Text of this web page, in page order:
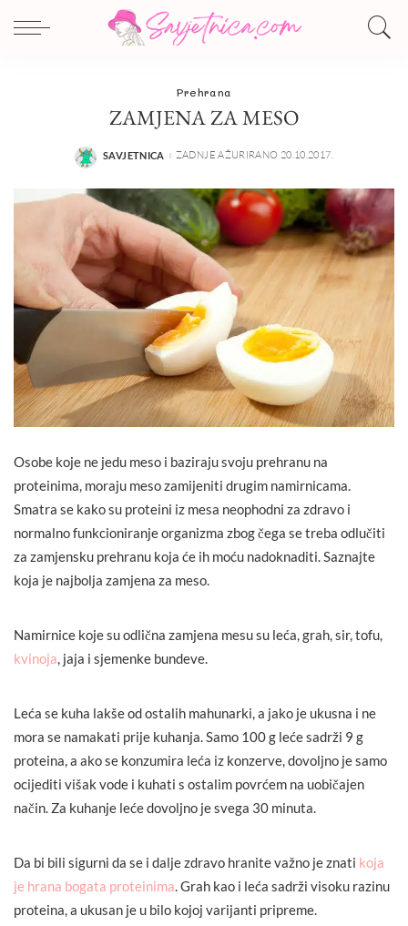
Prehrana
ZAMJENA ZA MESO
POSTED
SAVJETNICA ZADNJE AŽURIRANO 20.10.2017.
Osobe koje ne jedu meso i baziraju svoju prehranu na
proteinima, moraju meso zamijeniti drugim namirnicama.
Smatra se kako su proteini iz mesa neophodni za zdravo i
normalno funkcioniranje organizma zbog čega se treba odlučiti
za zamjensku prehranu koja će ih moću nadoknaditi. Saznajte
koja je najbolja zamjena za meso.
Namirnice koje su odlična zamjena mesu su leća, grah, sir, tofu,
kvinoja, jaja i sjemenke bundeve.
Leća se kuha lakše od ostalih mahunarki, a jako je ukusna i ne
mora se namakati prije kuhanja. Samo 100 g leće sadrži 9 g
proteina, a ako se konzumira leća iz konzerve, dovoljno je samo
ocijediti višak vode i kuhati s ostalim povrćem na uobičajen
način. Za kuhanje leće dovoljno je svega 30 minuta.
Da bi bili sigurni da se i dalje zdravo hranite važno je znati koja
je hrana bogata proteinima. Grah kao i leća sadrži visoku razinu
proteina, a ukusan je u bilo kojoj varijanti pripreme.